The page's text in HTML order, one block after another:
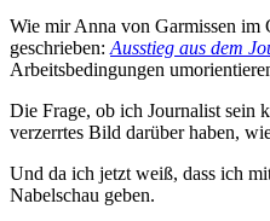
Wie mir Anna von Garmissen im
geschrieben: Ausstieg aus dem
Arbeitsbedingungen
Die Frage, ob ich Journalist sein
verzerrtes Bild darüber haben,
Und da ich jetzt weiß, dass ich
Nabelschau geben.